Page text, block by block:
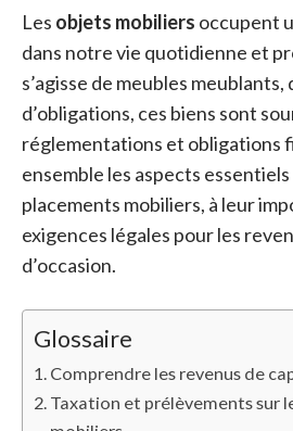
Les objets mobiliers occupent
dans notre vie quotidienne et
s’agisse de meubles meublants,
d’obligations, ces biens sont
réglementations et obligations
ensemble les aspects
placements mobiliers, à leur
exigences légales pour les
d’occasion.
Glossaire
Comprendre les revenus de
Taxation et prélèvements sur